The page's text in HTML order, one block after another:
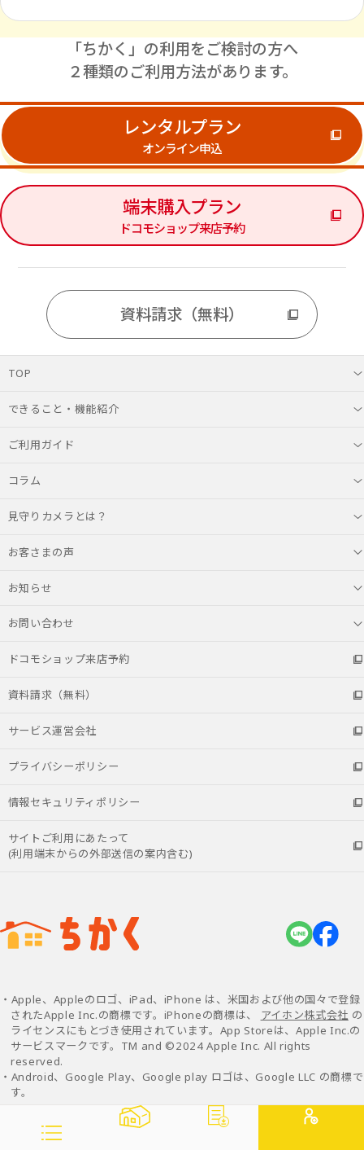
「ちかく」の利用をご検討の方へ
２種類の​ご利用方​法が​あります。​
レンタルプラン
オンライン申込
端末購入プラン
ドコモショップ来店予約
資料請求（無料）
TOP
できること・機能紹介
ご利用ガイド
コラム
見守りカメラとは？
お客さまの声
お知らせ
お問い合わせ
ドコモショップ来店予約
資料請求（無料）
サービス運営会社
プライバシーポリシー
情報セキュリティポリシー
サイトご利用にあたって
(利用端末からの外部送信の案内含む)
・Apple、Appleのロゴ、iPad、iPhone は、米国および他の国々で登録
されたApple Inc.の商標です。iPhoneの商標は、 アイホン株式会社 の
ライセンスにもとづき使用されています。App Storeは、Apple Inc.の
サービスマークです。TM and ©2024 Apple Inc. All rights
reserved.
・Android、Google Play、Google play ロゴは、Google LLC の商標で
す。